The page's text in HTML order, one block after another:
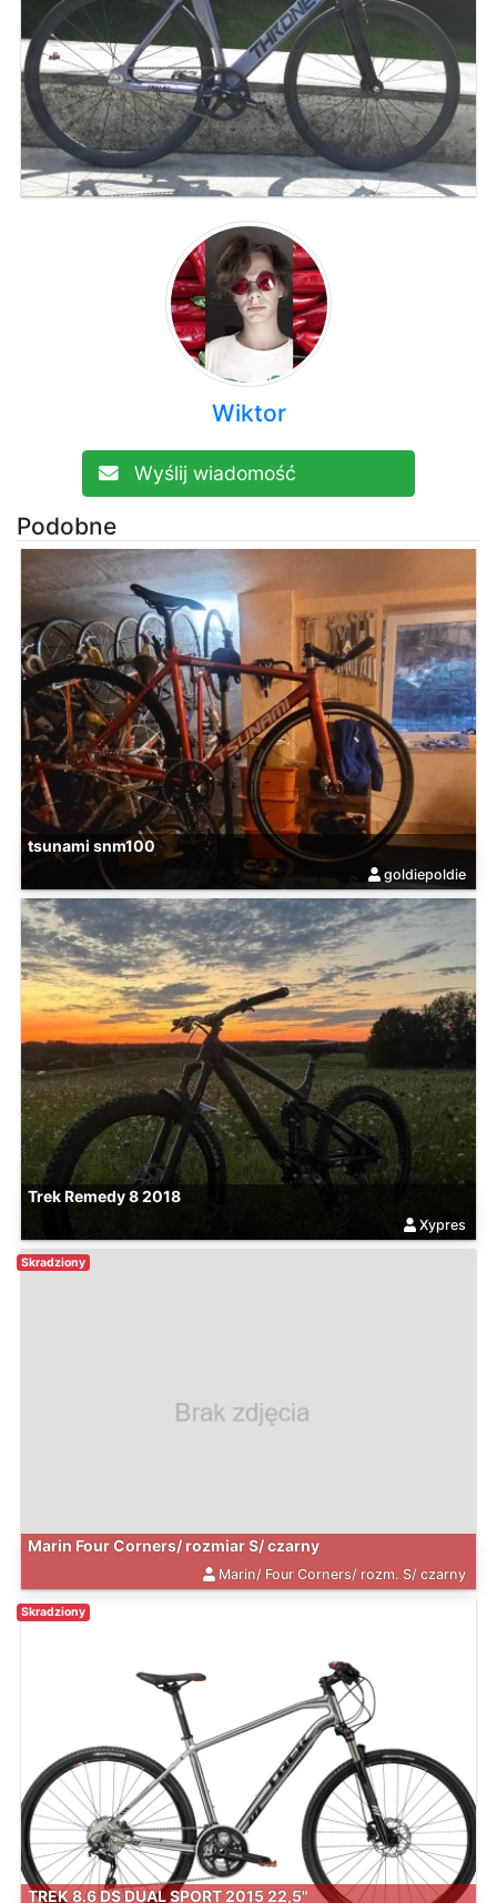
Wiktor
Wyślij wiadomość
Podobne
tsunami snm100
goldiepoldie
Trek Remedy 8 2018
Xypres
Skradziony
Marin Four Corners/ rozmiar S/ czarny
Marin/ Four Corners/ rozm. S/ czarny
Skradziony
TREK 8.6 DS DUAL SPORT 2015 22,5"